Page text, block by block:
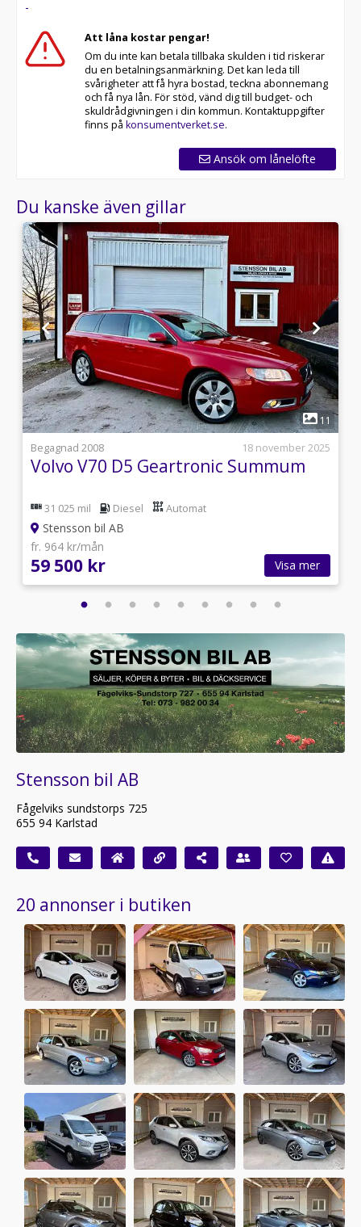
-
Att låna kostar pengar!
Om du inte kan betala tillbaka skulden i tid riskerar
du en betalningsanmärkning. Det kan leda till
svårigheter att få hyra bostad, teckna abonnemang
och få nya lån. För stöd, vänd dig till budget- och
skuldrådgivningen i din kommun. Kontaktuppgifter
finns på konsumentverket.se.
Ansök om lånelöfte
Du kanske även gillar
1
11
Begagnad 2008
18 november 2025
Volvo V70 D5 Geartronic Summum
31 025 mil Diesel Automat
Stensson bil AB
fr. 964 kr/mån
59 500 kr Visa mer
Stensson bil AB
Fågelviks sundstorps 725
655 94 Karlstad
20 annonser i butiken